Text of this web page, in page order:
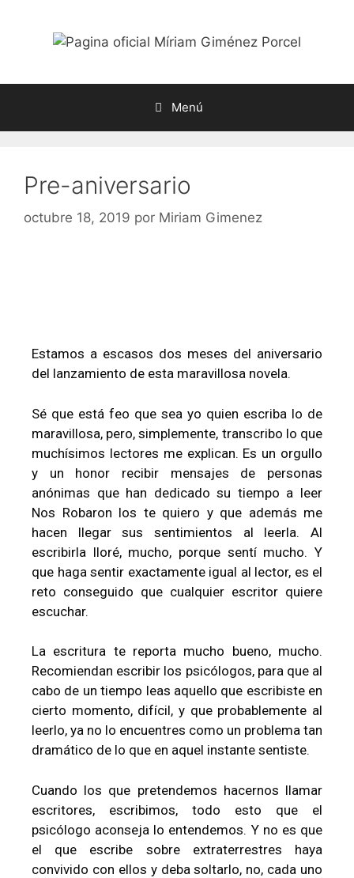
Menú
Pre-aniversario
octubre 18, 2019 por Miriam Gimenez
Estamos a escasos dos meses del aniversario
del lanzamiento de esta maravillosa novela.
Sé que está feo que sea yo quien escriba lo de
maravillosa, pero, simplemente, transcribo lo que
muchísimos lectores me explican. Es un orgullo
y un honor recibir mensajes de personas
anónimas que han dedicado su tiempo a leer
Nos Robaron los te quiero y que además me
hacen llegar sus sentimientos al leerla. Al
escribirla lloré, mucho, porque sentí mucho. Y
que haga sentir exactamente igual al lector, es el
reto conseguido que cualquier escritor quiere
escuchar.
La escritura te reporta mucho bueno, mucho.
Recomiendan escribir los psicólogos, para que al
cabo de un tiempo leas aquello que escribiste en
cierto momento, difícil, y que probablemente al
leerlo, ya no lo encuentres como un problema tan
dramático de lo que en aquel instante sentiste.
Cuando los que pretendemos hacernos llamar
escritores, escribimos, todo esto que el
psicólogo aconseja lo entendemos. Y no es que
el que escribe sobre extraterrestres haya
convivido con ellos y deba soltarlo, no, cada uno